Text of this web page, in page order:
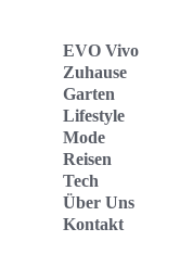
EVO Vivo
Zuhause
Garten
Lifestyle
Mode
Reisen
Tech
Über Uns
Kontakt